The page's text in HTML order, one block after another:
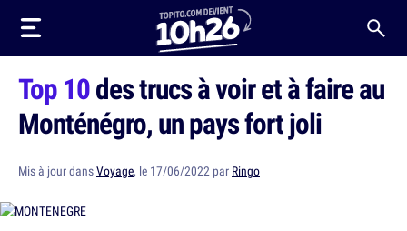
Top 10des trucs à voir et à faire au
Monténégro, un pays fort joli
Mis à jour dansVoyage, le 17/06/2022 par Ringo